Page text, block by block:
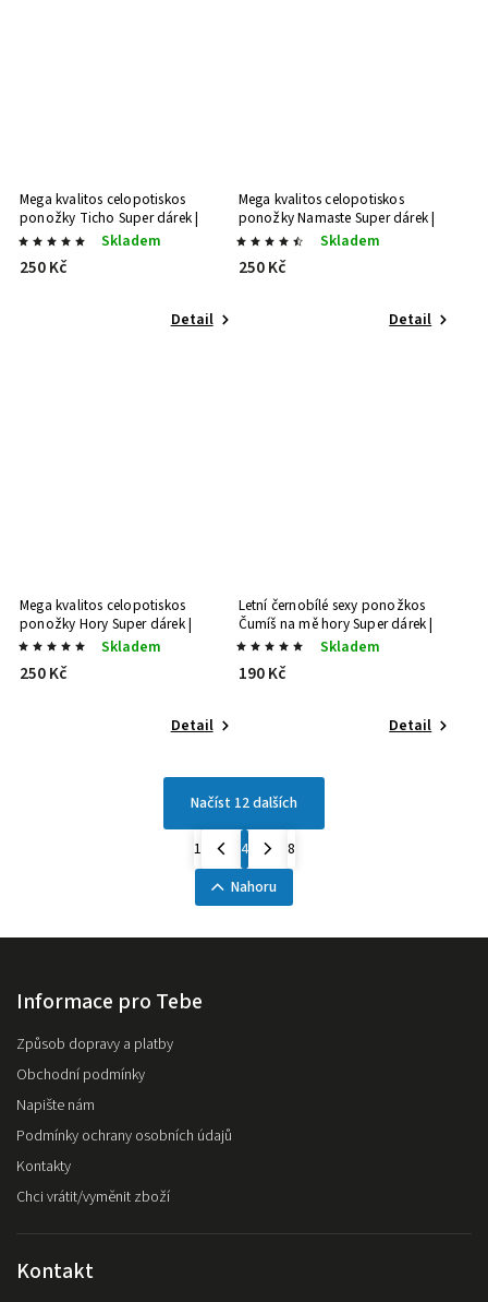
Mega kvalitos celopotiskos
ponožky Ticho Super dárek |
Stylový dárek Skladem
250 Kč
Detail
Mega kvalitos celopotiskos
ponožky Namaste Super dárek |
Stylový dárek Skladem
250 Kč
Detail
Mega kvalitos celopotiskos
ponožky Hory Super dárek |
Stylový dárek Skladem
250 Kč
Detail
Letní černobílé sexy ponožkos
Čumíš na mě horySuper dárek |
Stylový dárek Skladem
190 Kč
Detail
Načíst 12 dalších
1 4
8
Nahoru
Informace pro Tebe
Způsob dopravy a platby
Obchodní podmínky
Napište nám
Podmínky ochrany osobních údajů
Kontakty
Chci vrátit/vyměnit zboží
Kontakt